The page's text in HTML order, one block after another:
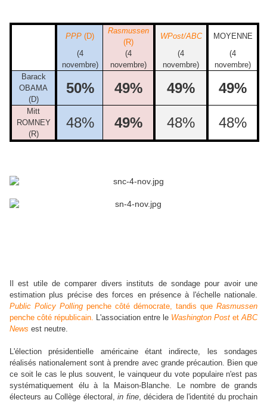
PPP (D)
Rasmussen
(R)
WPost/ABC
MOYENNE
(4
novembre)
(4
novembre)
(4
novembre)
(4
novembre)
Barack
OBAMA
(D)
50% 49% 49% 49%
Mitt
ROMNEY
(R)
48% 49% 48% 48%
Il est utile de comparer divers instituts de sondage pour avoir une
estimation plus précise des forces en présence à l'échelle nationale.
Public Policy Polling penche côté démocrate, tandis que Rasmussen
penche côté républicain. L'association entre le Washington Post et ABC
News est neutre.
L'élection présidentielle américaine étant indirecte, les sondages
réalisés nationalement sont à prendre avec grande précaution. Bien que
ce soit le cas le plus souvent, le vainqueur du vote populaire n'est pas
systématiquement élu à la Maison-Blanche. Le nombre de grands
électeurs au Collège électoral, in fine, décidera de l'identité du prochain